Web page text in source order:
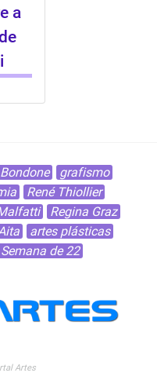
a
grafismo
René Thiollier
Regina Graz
artes plásticas
Semana de 22
Artes